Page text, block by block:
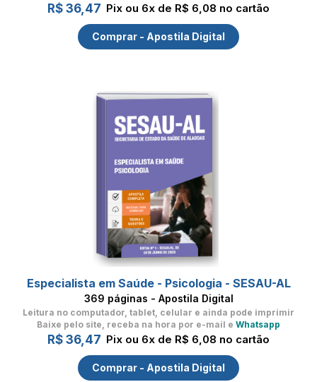
R$ 36,47 Pix ou 6x de R$ 6,08 no cartão
Comprar - Apostila Digital
Especialista em Saúde - Psicologia - SESAU-AL
369 páginas - Apostila Digital
Leitura no computador, tablet, celular e ainda pode imprimir
Baixe pelo site, receba na hora por e-mail e Whatsapp
R$ 36,47 Pix ou 6x de R$ 6,08 no cartão
Comprar - Apostila Digital